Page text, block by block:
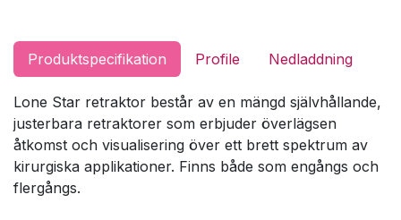
Produktspecifikation Profile Nedladdning
Lone Star retraktor består av en mängd självhållande,
justerbara retraktorer som erbjuder överlägsen
åtkomst och visualisering över ett brett spektrum av
kirurgiska applikationer. Finns både som engångs och
flergångs.